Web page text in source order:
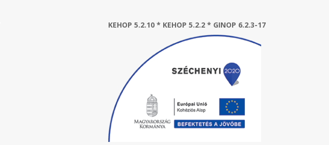
KEHOP 5.2.10 * KEHOP 5.2.2 * GINOP 6.2.3-17